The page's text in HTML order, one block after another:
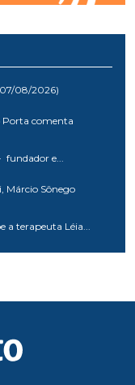
08/2026)
Porta comenta
fundador e...
Márcio Sônego
a terapeuta Léia...